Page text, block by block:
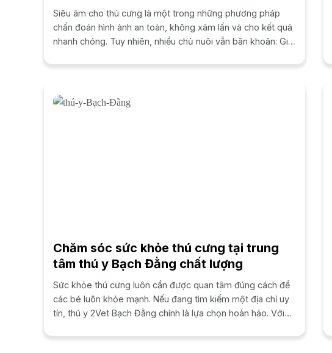
Siêu âm cho thú cưng là một trong những phương pháp
chẩn đoán hình ảnh an toàn, không xâm lấn và cho kết quả
nhanh chóng. Tuy nhiên, nhiều chủ nuôi vẫn băn khoăn: Giá
Chăm sóc sức khỏe thú cưng tại trung
tâm thú y Bạch Đằng chất lượng
Sức khỏe thú cưng luôn cần được quan tâm đúng cách để
các bé luôn khỏe mạnh. Nếu đang tìm kiếm một địa chỉ uy
tín, thú y 2Vet Bạch Đằng chính là lựa chọn hoàn hảo. Với